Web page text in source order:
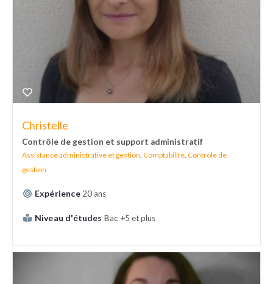
Christelle
Contrôle de gestion et support administratif
Assistance administrative et gestion Comptabilité Contrôle de
gestion
Expérience 20 ans
Niveau d'études Bac +5 et plus